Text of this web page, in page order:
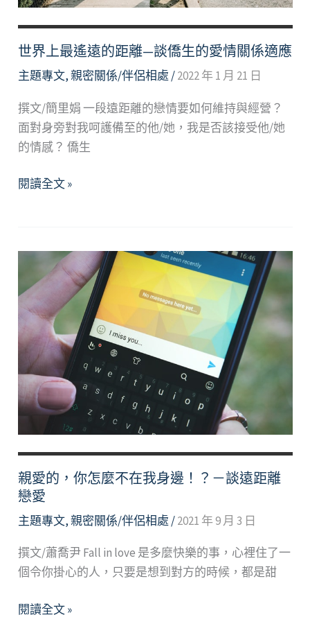
繫
遠
距
離
戀
愛
小
秘
世界上最遙遠的距離—談僑生的愛情關係適應
主題專文,親密關係/伴侶相處 /2022 年 1 月 21 日
撰文/簡里娟 一段遠距離的戀情要如何維持與經營？
面對身旁對我呵護備至的他/她，我是否該接受他/她
的情感？ 僑生
世
的
離
談
僑
的
愛
情
關
係
應
閱讀全文 »
親愛的，你怎麼不在我身邊！？－談遠距離
戀愛
主題專文,親密關係/伴侶相處 /2021 年 9 月 3 日
撰文/蕭喬尹 Fall in love 是多麼快樂的事，心裡住了一
個令你掛心的人，只要是想到對方的時候，都是甜
親
閱讀全文 »